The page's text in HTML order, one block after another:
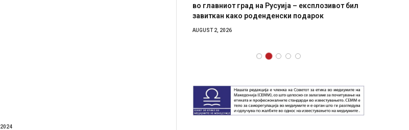
2024
во главниот град на Русуија – експлозивот бил
завиткан како роденденски подарок
AUGUST 2, 2026